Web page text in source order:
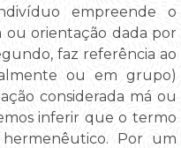
empreende o
orientação dada por
faz referência ao
ou em grupo)
considerada má ou
inferir que o termo
Por um